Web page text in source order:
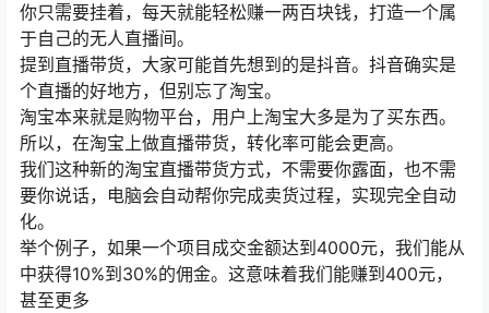
你只需要挂着，每天就能轻松赚一两百块钱，打造一个属
于自己的无人直播间。
提到直播带货，大家可能首先想到的是抖音。抖音确实是
个直播的好地方，但别忘了淘宝。
淘宝本来就是购物平台，用户上淘宝大多是为了买东西。
所以，在淘宝上做直播带货，转化率可能会更高。
我们这种新的淘宝直播带货方式，不需要你露面，也不需
要你说话，电脑会自动帮你完成卖货过程，实现完全自动
化。
举个例子，如果一个项目成交金额达到4000元，我们能从
中获得10%到30%的佣金。这意味着我们能赚到400元，
甚至更多